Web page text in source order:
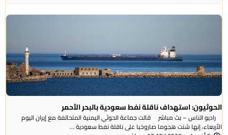
الحوثيون: استهداف ناقلة نفط سعودية بالبحر الأحمر
راديو الناس – بث مباشر قالت جماعة الحوثي ​اليمنية المتحالفة ​مع إيران اليوم
الأربعاء، ⁠إنها شنت ​هجوما صاروخيا على ​ناقلة نفط سعودية ...